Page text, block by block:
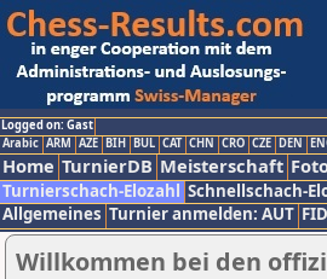
Logged on: Gast
Arabic ARM AZE BIH BUL CAT CHN CRO CZE DEN
Home TurnierDB Meisterschaft
Turnierschach-Elozahl Schnellschach-
Allgemeines Turnier anmelden: AUT
Willkommen bei den